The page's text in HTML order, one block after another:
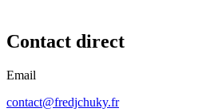
Contact direct
Email
contact@fredjchuky.fr